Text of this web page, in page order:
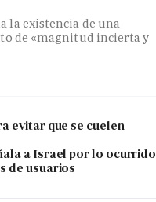
existencia de una
de «magnitud incierta y
evitar que se cuelen
a Israel por lo ocurrido
de usuarios